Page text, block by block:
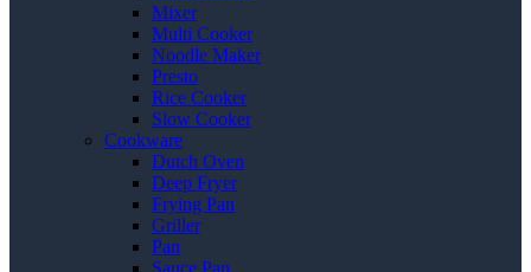
Mixer
Multi Cooker
Noodle Maker
Presto
Rice Cooker
Slow Cooker
Cookware
Dutch Oven
Deep Fryer
Frying Pan
Griller
Pan
Sauce Pan